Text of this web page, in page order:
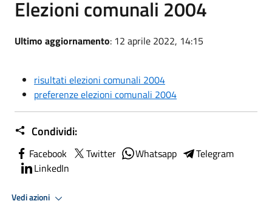
Elezioni comunali 2004
Ultimo aggiornamento: 12 aprile 2022, 14:15
risultati elezioni comunali 2004
preferenze elezioni comunali 2004
Condividi:
Facebook Twitter Whatsapp
Telegram
LinkedIn
Vedi azioni